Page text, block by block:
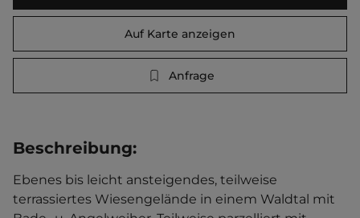
Auf Karte anzeigen
Anfrage
Beschreibung:
Ebenes bis leicht ansteigendes, teilweise
terrassiertes Wiesengelände in einem Waldtal mit